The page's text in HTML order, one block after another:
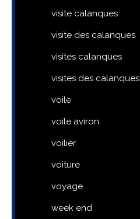
visite calanques
visite des calanques
visites calanques
visites des calanques
voile
voile aviron
voilier
voiture
voyage
week end